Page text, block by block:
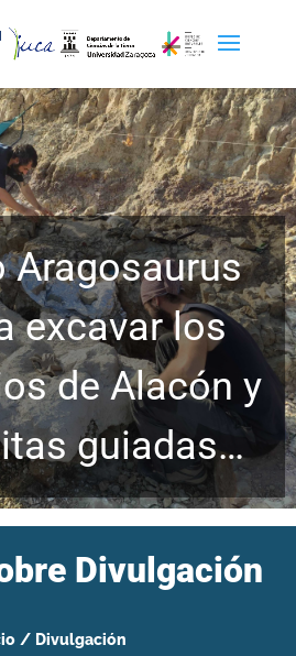
Aragosaurus
excavar los
de Alacón y
guiadas…
Divulgación
/ Divulgación